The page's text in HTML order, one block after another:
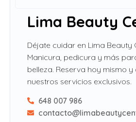
Lima Beauty
Déjate cuidar en Lima Beauty
Manicura, pedicura y más
belleza. Reserva hoy mismo
nuestros servicios exclusivos.
648 007 986